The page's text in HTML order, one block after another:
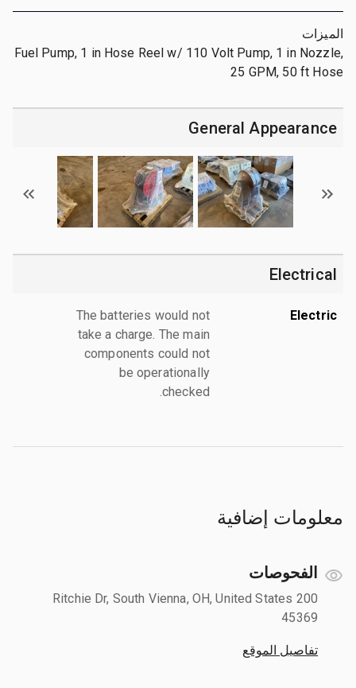
الميزات
Fuel Pump, 1 in Hose Reel w/ 110 Volt Pump, 1 in Nozzle,
25 GPM, 50 ft Hose
General Appearance
Electrical
Electric
The batteries would not
take a charge. The main
components could not
be operationally
checked.
معلومات إضافية
الفحوصات
200 Ritchie Dr, South Vienna, OH, United States
45369
تفاصيل الموقع